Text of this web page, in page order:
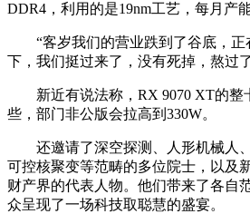
DDR4，利用的是19nm工艺，每月产
“客岁我们的营业跌到了谷底，正
下，我们挺过来了，没有死掉，熬过
新近有说法称，RX 9070 XT的整
些，部门非公版会拉高到330W。
还邀请了深空探测、人形机械人、
可控核聚变等范畴的多位院士，以及
财产界的代表人物。他们带来了各自
众呈现了一场科技取聪慧的盛宴。